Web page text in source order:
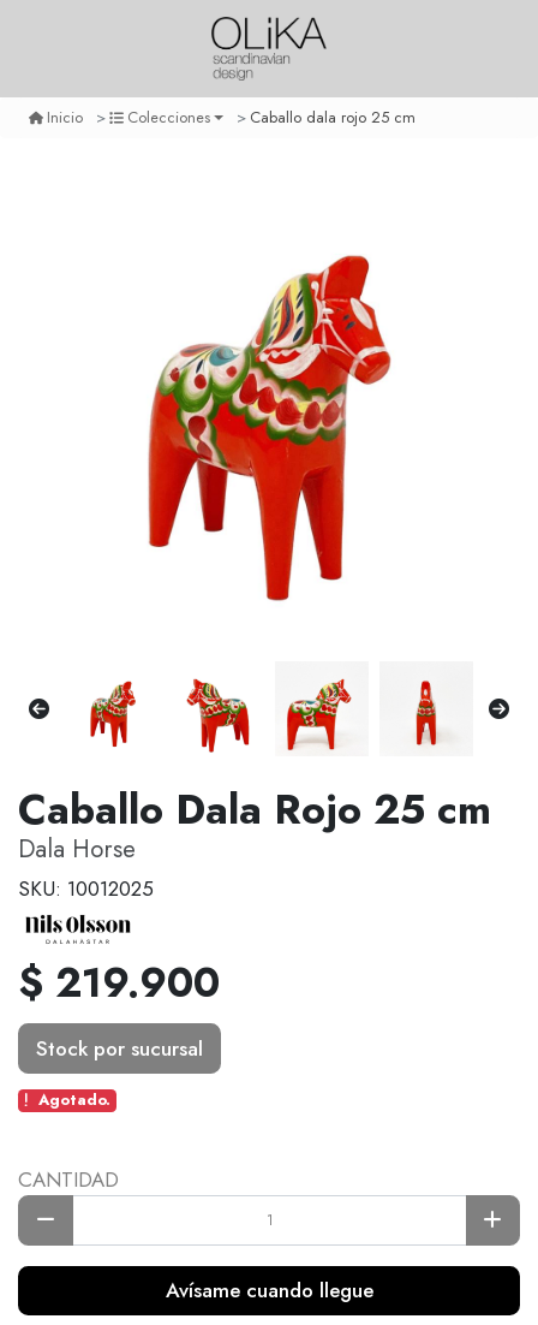
Inicio Colecciones Caballo dala rojo 25 cm
Caballo Dala Rojo 25 cm
Dala Horse
SKU: 10012025
$ 219.900
Stock por sucursal
Agotado.
CANTIDAD
Avísame cuando llegue